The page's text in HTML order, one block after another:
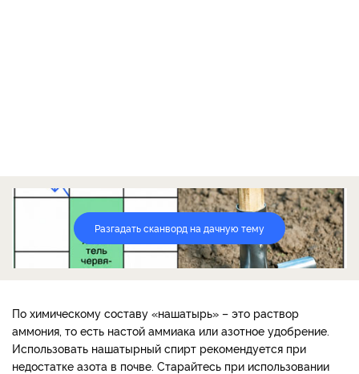
Разгадать сканворд на дачную тему
По химическому составу «нашатырь» – это раствор
аммония, то есть настой аммиака или азотное удобрение.
Использовать нашатырный спирт рекомендуется при
недостатке азота в почве. Старайтесь при использовании